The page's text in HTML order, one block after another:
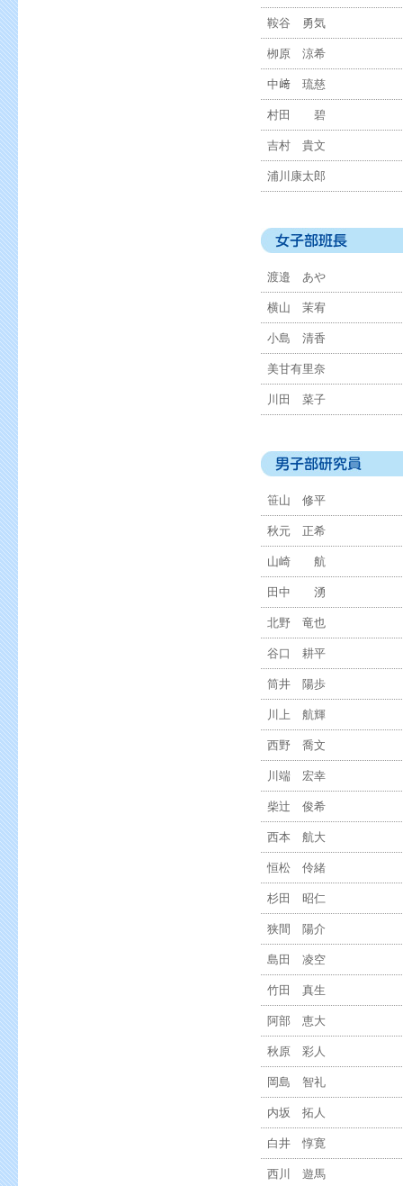
鞍谷 勇気
栁原 涼希
中﨑 琉慈
村田 碧
吉村 貴文
浦川康太郎
渡邉 あや
横山 茉宥
小島 清香
美甘有里奈
川田 菜子
笹山 修平
秋元 正希
山崎 航
田中 湧
北野 竜也
谷口 耕平
筒井 陽歩
川上 航輝
西野 喬文
川端 宏幸
柴辻 俊希
西本 航大
恒松 伶緒
杉田 昭仁
狭間 陽介
島田 凌空
竹田 真生
阿部 恵大
秋原 彩人
岡島 智礼
内坂 拓人
白井 惇寛
西川 遊馬